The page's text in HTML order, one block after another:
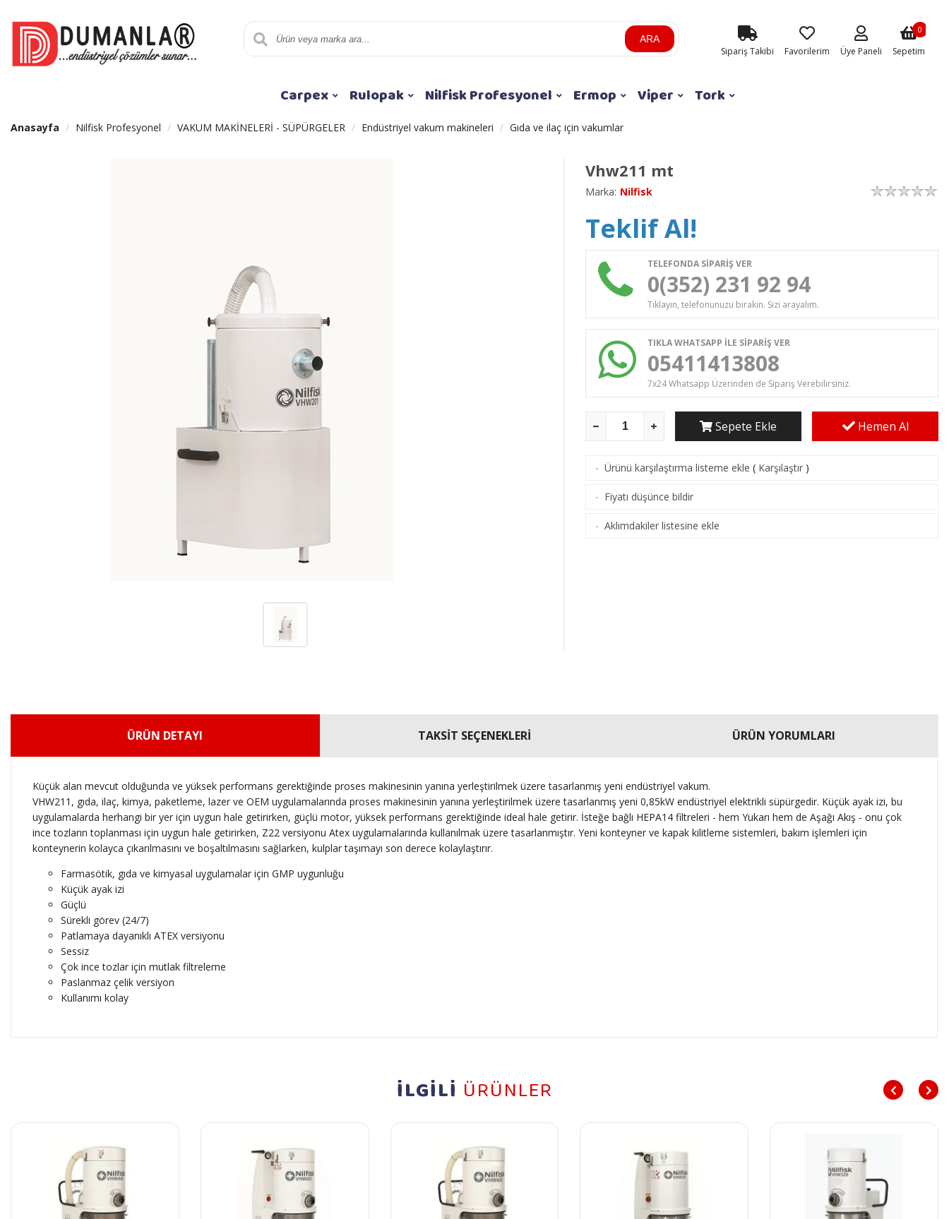
ARA
Sipariş Takibi Favorilerim Üye Paneli Sepetim
0
Carpex Rulopak Nilfisk Profesyonel Ermop Viper Tork
Anasayfa Nilfisk Profesyonel VAKUM MAKİNELERİ - SÜPÜRGELER Endüstriyel vakum makineleri Gıda ve ilaç için vakumlar
Vhw211 mt
Marka: Nilfisk
Teklif Al!
TELEFONDA SİPARİŞ VER
0(352) 231 92 94
Tıklayın, telefonunuzu bırakın. Sizi arayalım.
TIKLA WHATSAPP İLE SİPARİŞ VER
05411413808
7x24 Whatsapp Üzerinden de Sipariş Verebilirsiniz.
Sepete Ekle Hemen Al
· Ürünü karşılaştırma listeme ekle ( Karşılaştır )
· Fiyatı düşünce bildir
· Aklımdakiler listesine ekle
ÜRÜN DETAYI TAKSİT SEÇENEKLERİ ÜRÜN YORUMLARI
Küçük alan mevcut olduğunda ve yüksek performans gerektiğinde proses makinesinin yanına yerleştirilmek üzere tasarlanmış yeni endüstriyel vakum.
VHW211, gıda, ilaç, kimya, paketleme, lazer ve OEM uygulamalarında proses makinesinin yanına yerleştirilmek üzere tasarlanmış yeni 0,85kW endüstriyel elektrikli süpürgedir. Küçük ayak izi, bu
uygulamalarda herhangi bir yer için uygun hale getirirken, güçlü motor, yüksek performans gerektiğinde ideal hale getirir. İsteğe bağlı HEPA14 filtreleri - hem Yukarı hem de Aşağı Akış - onu çok
ince tozların toplanması için uygun hale getirirken, Z22 versiyonu Atex uygulamalarında kullanılmak üzere tasarlanmıştır. Yeni konteyner ve kapak kilitleme sistemleri, bakım işlemleri için
konteynerin kolayca çıkarılmasını ve boşaltılmasını sağlarken, kulplar taşımayı son derece kolaylaştırır.
Farmasötik, gıda ve kimyasal uygulamalar için GMP uygunluğu
Küçük ayak izi
Güçlü
Sürekli görev (24/7)
Patlamaya dayanıklı ATEX versiyonu
Sessiz
Çok ince tozlar için mutlak filtreleme
Paslanmaz çelik versiyon
Kullanımı kolay
İLGİLİ ÜRÜNLER